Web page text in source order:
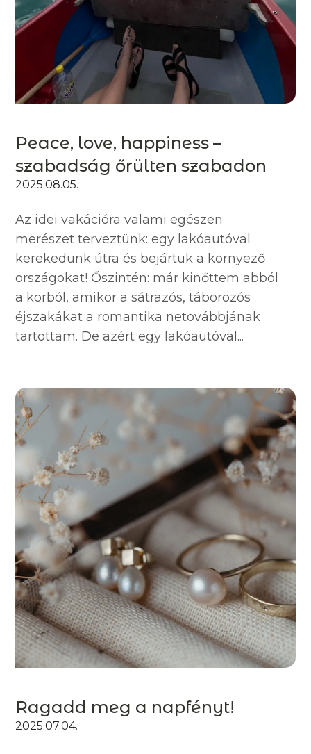
Peace, love, happiness –
szabadság őrülten szabadon
2025.08.05.
Az idei vakációra valami egészen
merészet terveztünk: egy lakóautóval
kerekedünk útra és bejártuk a környező
országokat! Őszintén: már kinőttem abból
a korból, amikor a sátrazós, táborozós
éjszakákat a romantika netovábbjának
tartottam. De azért egy lakóautóval...
Ragadd meg a napfényt!
2025.07.04.